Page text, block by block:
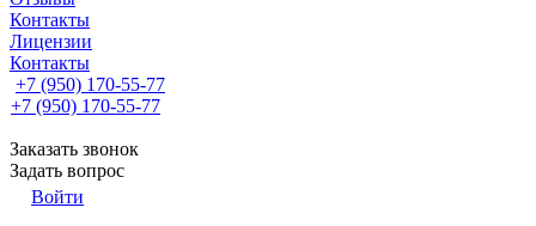
Контакты
Лицензии
Контакты
+7 (950) 170-55-77
+7 (950) 170-55-77
Заказать звонок
Задать вопрос
Войти